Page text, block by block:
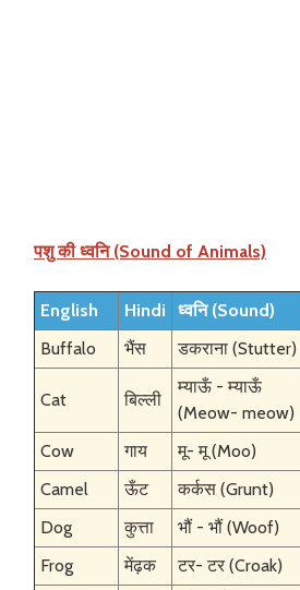
पशु की ध्वनि (Sound of Animals)
English Hindi
ध्वनि (Sound)
Buffalo
भैंस डकराना (Stutter)
Cat बिल्ली
म्याऊँ - म्याऊँ
(Meow- meow)
Cow
गाय
मू- मू (Moo)
Camel
ऊँट
कर्कस (Grunt)
Dog
कुत्ता
भौं - भौं (Woof)
Frog
मेंढ़क
टर- टर (Croak)